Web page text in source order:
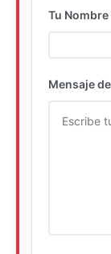
Tu Nombre
Mensaje